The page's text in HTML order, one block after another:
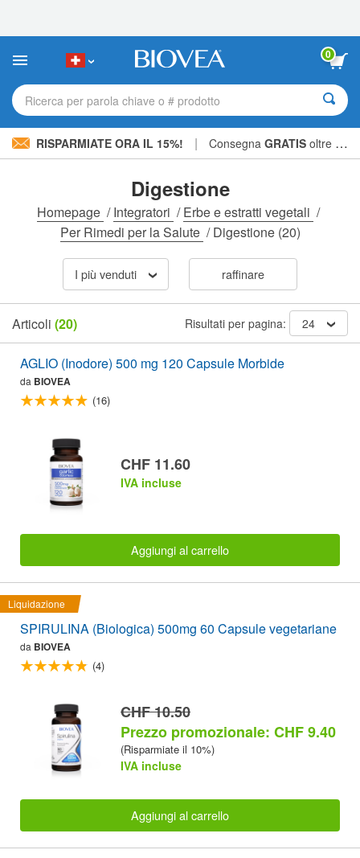
sito
include
sistema
0
Ricerca per parola chiave o # prodotto
RISPARMIATE ORA IL 15%! | Consegna GRATIS oltre CHF 56.00 »
Digestione
Homepage /Integratori /Erbe e estratti vegetali /
Per Rimedi per la Salute /Digestione(20)
I più venduti raffinare
Articoli (20) Risultati per pagina: 24
AGLIO (Inodore) 500 mg 120 Capsule Morbide
da BIOVEA
(16)
CHF 11.60
IVA incluse
Aggiungi al carrello
Liquidazione
SPIRULINA (Biologica) 500mg 60 Capsule vegetariane
da BIOVEA
(4)
CHF 10.50
Prezzo promozionale: CHF 9.40
(Risparmiate il 10%)
IVA incluse
Aggiungi al carrello